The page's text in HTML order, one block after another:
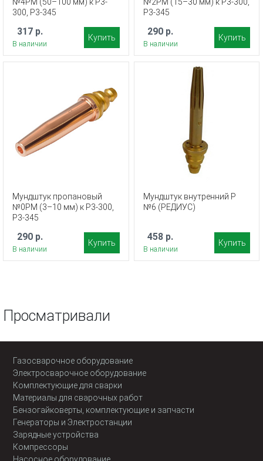
300, Р3-345
317 р.
В наличии
Купить
Р3-345
290 р.
В наличии
Купить
Мундштук пропановый
№0PM (3–10 мм) к Р3-300,
Р3-345
290 р.
В наличии
Купить
Мундштук внутренний Р
№6 (РЕДИУС)
458 р.
В наличии
Купить
Просматривали
Газосварочное оборудование
Электросварочное оборудование
Комплектующие для сварки
Материалы для сварочных работ
Бензогайковерты, комплектующие и запчасти
Генераторы и Электростанции
Зарядные устройства
Компрессоры